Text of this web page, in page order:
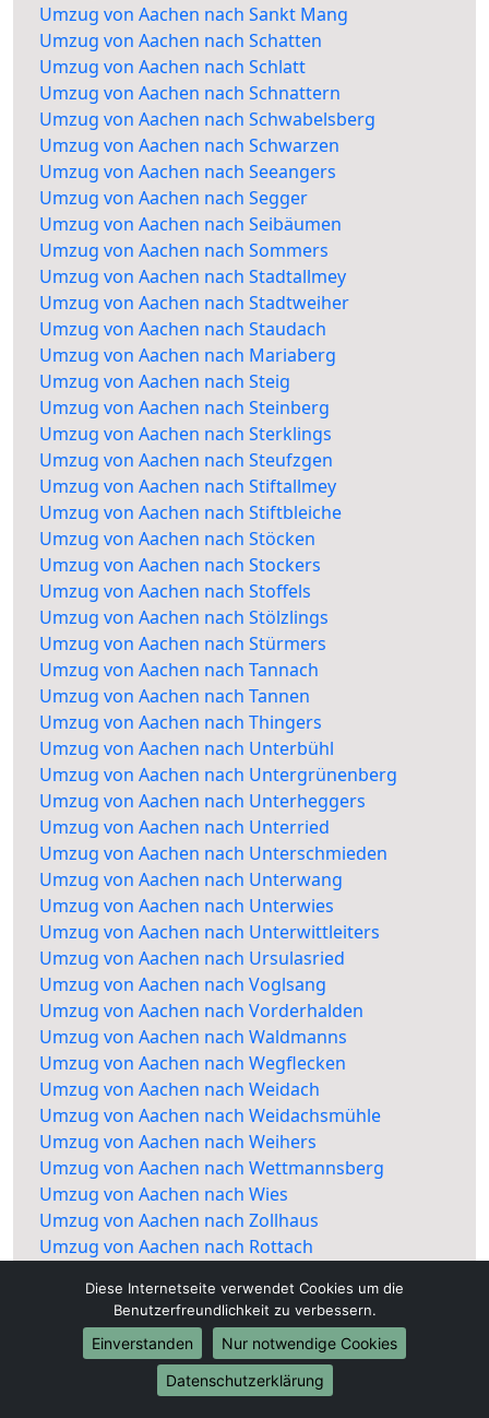
Umzug von Aachen nach Sankt Mang
Umzug von Aachen nach Schatten
Umzug von Aachen nach Schlatt
Umzug von Aachen nach Schnattern
Umzug von Aachen nach Schwabelsberg
Umzug von Aachen nach Schwarzen
Umzug von Aachen nach Seeangers
Umzug von Aachen nach Segger
Umzug von Aachen nach Seibäumen
Umzug von Aachen nach Sommers
Umzug von Aachen nach Stadtallmey
Umzug von Aachen nach Stadtweiher
Umzug von Aachen nach Staudach
Umzug von Aachen nach Mariaberg
Umzug von Aachen nach Steig
Umzug von Aachen nach Steinberg
Umzug von Aachen nach Sterklings
Umzug von Aachen nach Steufzgen
Umzug von Aachen nach Stiftallmey
Umzug von Aachen nach Stiftbleiche
Umzug von Aachen nach Stöcken
Umzug von Aachen nach Stockers
Umzug von Aachen nach Stoffels
Umzug von Aachen nach Stölzlings
Umzug von Aachen nach Stürmers
Umzug von Aachen nach Tannach
Umzug von Aachen nach Tannen
Umzug von Aachen nach Thingers
Umzug von Aachen nach Unterbühl
Umzug von Aachen nach Untergrünenberg
Umzug von Aachen nach Unterheggers
Umzug von Aachen nach Unterried
Umzug von Aachen nach Unterschmieden
Umzug von Aachen nach Unterwang
Umzug von Aachen nach Unterwies
Umzug von Aachen nach Unterwittleiters
Umzug von Aachen nach Ursulasried
Umzug von Aachen nach Voglsang
Umzug von Aachen nach Vorderhalden
Umzug von Aachen nach Waldmanns
Umzug von Aachen nach Wegflecken
Umzug von Aachen nach Weidach
Umzug von Aachen nach Weidachsmühle
Umzug von Aachen nach Weihers
Umzug von Aachen nach Wettmannsberg
Umzug von Aachen nach Wies
Umzug von Aachen nach Zollhaus
Umzug von Aachen nach Rottach
Diese Internetseite verwendet Cookies um die
Benutzerfreundlichkeit zu verbessern.
Einverstanden
Nur notwendige Cookies
Datenschutzerklärung